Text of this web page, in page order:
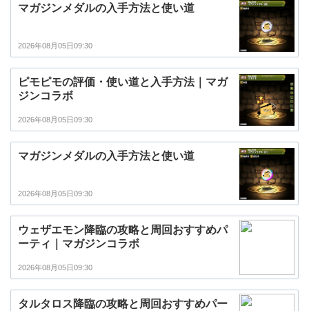
マガジンメダルの入手方法と使い道
2026年08月05日09:30
ピモピモの評価・使い道と入手方法｜マガ
ジンコラボ
2026年08月05日09:30
マガジンメダルの入手方法と使い道
2026年08月05日09:30
ウェザエモン降臨の攻略と周回おすすめパ
ーティ｜マガジンコラボ
2026年08月05日09:30
タルタロス降臨の攻略と周回おすすめパー